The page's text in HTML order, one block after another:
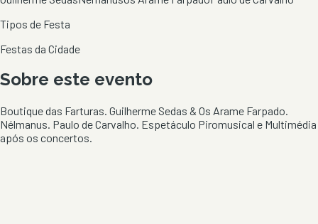
Tipos de Festa
Festas da Cidade
Sobre este evento
Boutique das Farturas. Guilherme Sedas & Os Arame Farpado.
Nélmanus. Paulo de Carvalho. Espetáculo Piromusical e Multimédia
após os concertos.